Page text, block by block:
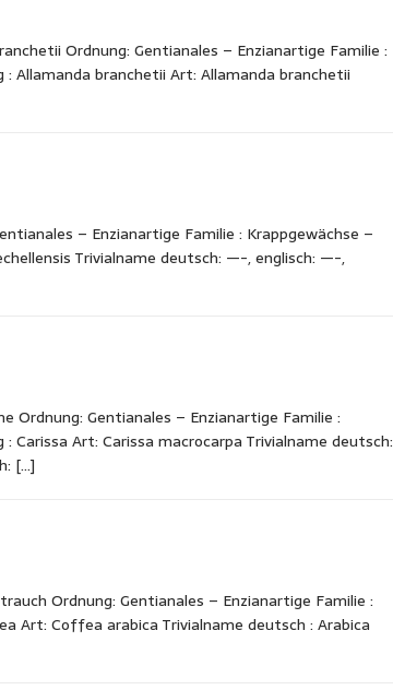
Ordnung: Gentianales – Enzianartige Familie :
Allamanda branchetii Art: Allamanda branchetii
– Enzianartige Familie : Krappgewächse –
Trivialname deutsch: —-, englisch: —-,
Ordnung: Gentianales – Enzianartige Familie :
Art: Carissa macrocarpa Trivialname deutsch:
[…]
Ordnung: Gentianales – Enzianartige Familie :
Art: Coffea arabica Trivialname deutsch : Arabica